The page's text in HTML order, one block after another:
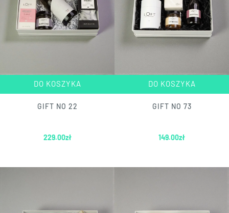
DO KOSZYKA
GIFT NO 22
229.00zł
DO KOSZYKA
GIFT NO 73
149.00zł